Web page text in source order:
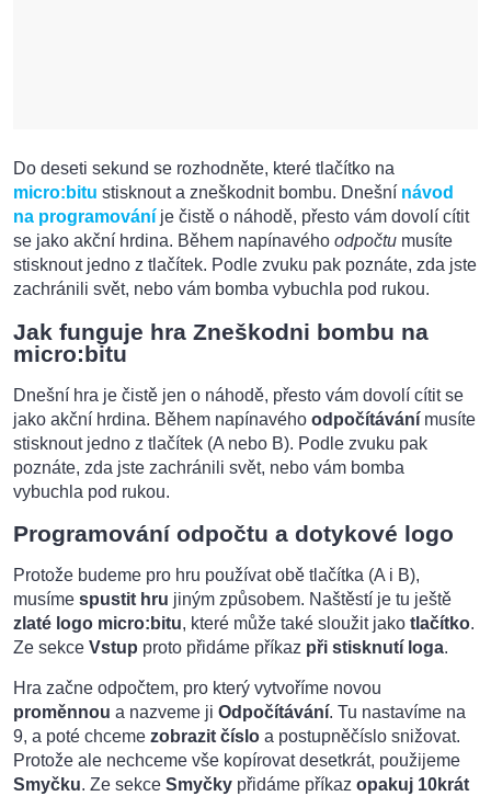
Do deseti sekund se rozhodněte, které tlačítko na
micro:bitu stisknout a zneškodnit bombu. Dnešní návod
na programování je čistě o náhodě, přesto vám dovolí cítit
se jako akční hrdina. Během napínavého odpočtu musíte
stisknout jedno z tlačítek. Podle zvuku pak poznáte, zda jste
zachránili svět, nebo vám bomba vybuchla pod rukou.
Jak funguje hra Zneškodni bombu na
micro:bitu
Dnešní hra je čistě jen o náhodě, přesto vám dovolí cítit se
jako akční hrdina. Během napínavého odpočítávání musíte
stisknout jedno z tlačítek (A nebo B). Podle zvuku pak
poznáte, zda jste zachránili svět, nebo vám bomba
vybuchla pod rukou.
Programování odpočtu a dotykové logo
Protože budeme pro hru používat obě tlačítka (A i B),
musíme spustit hru jiným způsobem. Naštěstí je tu ještě
zlaté logo micro:bitu, které může také sloužit jako tlačítko.
Ze sekce Vstup proto přidáme příkaz při stisknutí loga.
Hra začne odpočtem, pro který vytvoříme novou
proměnnou a nazveme ji Odpočítávání. Tu nastavíme na
9, a poté chceme zobrazit číslo a postupněčíslo snižovat.
Protože ale nechceme vše kopírovat desetkrát, použijeme
Smyčku. Ze sekce Smyčky přidáme příkaz opakuj 10krát